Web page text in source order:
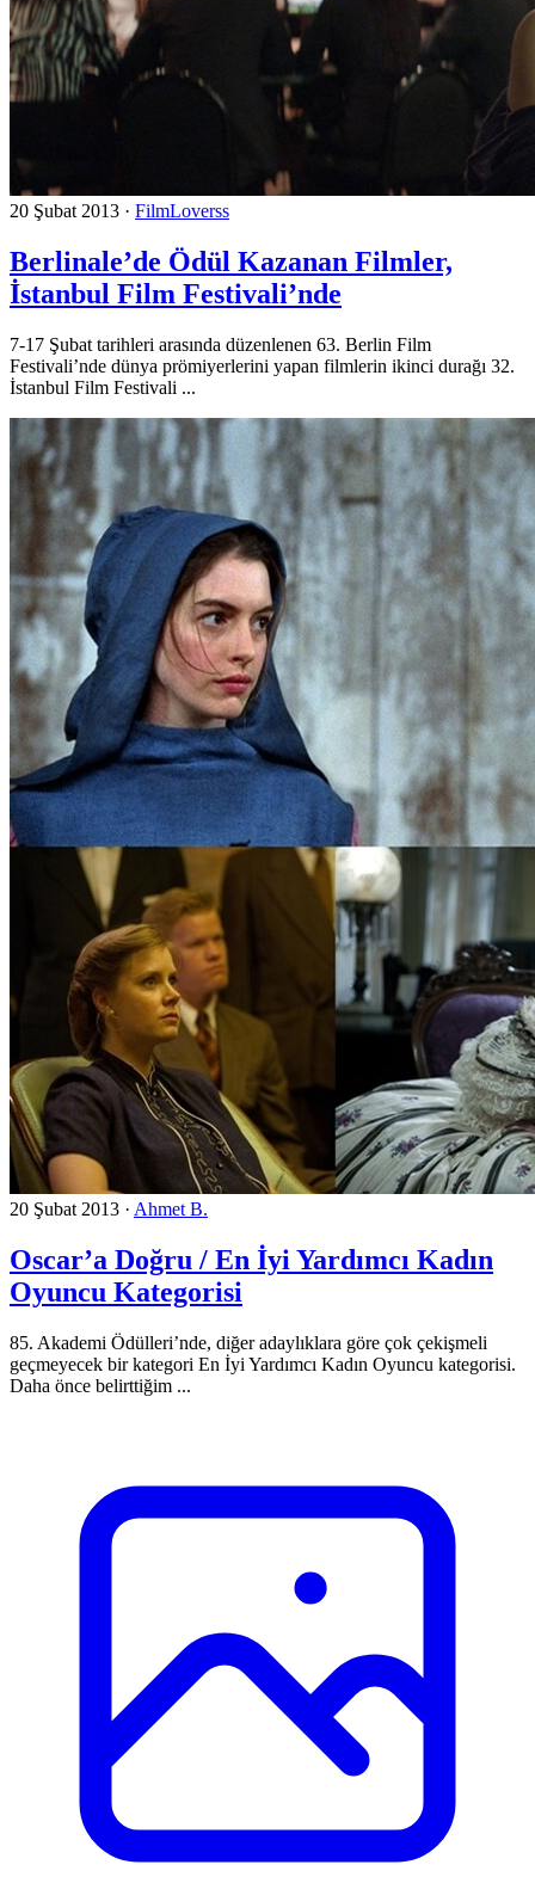
20 Şubat 2013 · FilmLoverss
Berlinale’de Ödül Kazanan Filmler,
İstanbul Film Festivali’nde
7-17 Şubat tarihleri arasında düzenlenen 63. Berlin Film
Festivali’nde dünya prömiyerlerini yapan filmlerin ikinci durağı 32.
İstanbul Film Festivali ...
20 Şubat 2013 · Ahmet B.
Oscar’a Doğru / En İyi Yardımcı Kadın
Oyuncu Kategorisi
85. Akademi Ödülleri’nde, diğer adaylıklara göre çok çekişmeli
geçmeyecek bir kategori En İyi Yardımcı Kadın Oyuncu kategorisi.
Daha önce belirttiğim ...